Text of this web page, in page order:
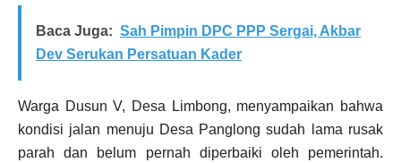
Baca Juga: Sah Pimpin DPC PPP Sergai, Akbar
Dev Serukan Persatuan Kader
Warga Dusun V, Desa Limbong, menyampaikan bahwa
kondisi jalan menuju Desa Panglong sudah lama rusak
parah dan belum pernah diperbaiki oleh pemerintah.